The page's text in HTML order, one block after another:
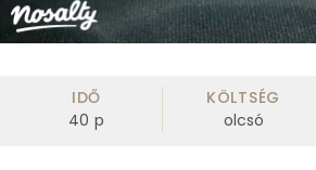
IDŐ
40 p
KÖLTSÉG
olcsó